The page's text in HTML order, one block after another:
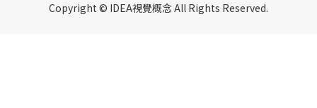
Copyright © IDEA視覺概念 All Rights Reserved.